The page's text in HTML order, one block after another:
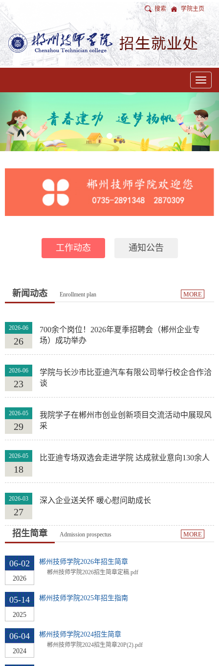
搜索 学院主页
Toggle
工作动态 通知公告
新闻动态 Enrollment plan MORE
2026-06
26
700余个岗位！2026年夏季招聘会（郴州企业专
场）成功举办
2026-06
23
学院与长沙市比亚迪汽车有限公司举行校企合作洽
谈
2026-05
29
我院学子在郴州市创业创新项目交流活动中展现风
采
2026-05
18
比亚迪专场双选会走进学院 达成就业意向130余人
2026-03
27
深入企业送关怀 暖心慰问助成长
招生简章 Admission prospectus MORE
06-02
2026
郴州技师学院2026年招生简章
郴州技师学院2026招生简章定稿.pdf
05-14
2025
郴州技师学院2025年招生指南
06-04
2024
郴州技师学院2024招生简章
郴州技师学院2024招生简章20P(2).pdf